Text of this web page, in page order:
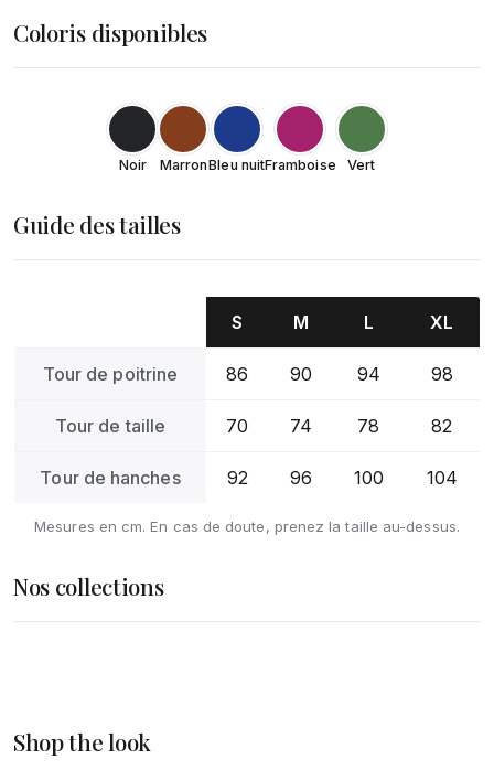
Coloris disponibles
Noir MarronBleu nuitFramboise Vert
Guide des tailles
S M L XL
Tour de poitrine 86 90 94 98
Tour de taille 70 74 78 82
Tour de hanches 92 96 100 104
Mesures en cm. En cas de doute, prenez la taille au-dessus.
Nos collections
DÉCOUVRIR
Accessoires
DÉCOUVRIR
Shop the look